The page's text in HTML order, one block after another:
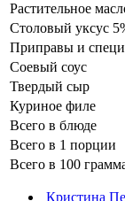
Растительное
Столовый уксус
Приправы и
Соевый соус
Твердый сыр
Куриное филе
Всего в блюде
Всего в 1 порции
Всего в 100
Кристина